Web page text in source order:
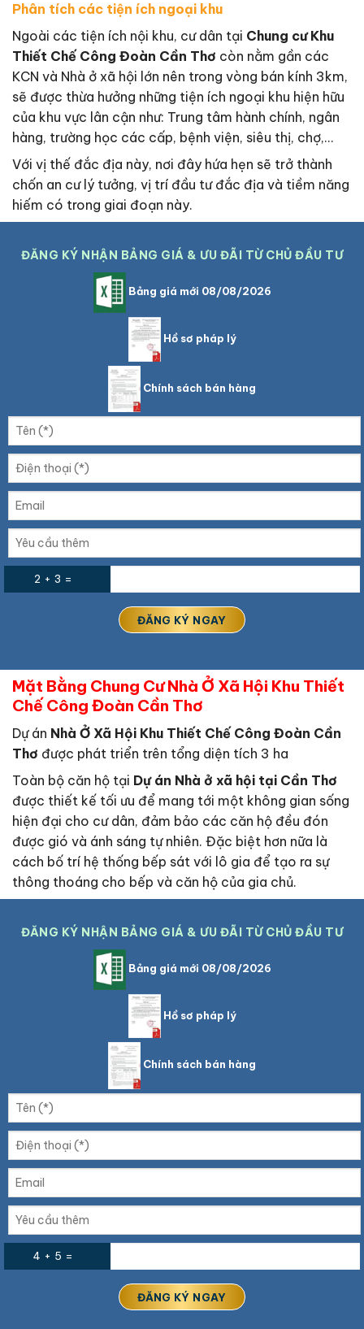
Phân tích các tiện ích ngoại khu
Ngoài các tiện ích nội khu, cư dân tại Chung cư Khu
Thiết Chế Công Đoàn Cần Thơ còn nằm gần các
KCN và Nhà ở xã hội lớn nên trong vòng bán kính 3km,
sẽ được thừa hưởng những tiện ích ngoại khu hiện hữu
của khu vực lân cận như: Trung tâm hành chính, ngân
hàng, trường học các cấp, bệnh viện, siêu thị, chợ,…
Với vị thế đắc địa này, nơi đây hứa hẹn sẽ trở thành
chốn an cư lý tưởng, vị trí đầu tư đắc địa và tiềm năng
hiếm có trong giai đoạn này.
ĐĂNG KÝ NHẬN BẢNG GIÁ & ƯU ĐÃI TỪ CHỦ ĐẦU TƯ
Bảng giá mới 08/08/2026
Hồ sơ pháp lý
Chính sách bán hàng
2 + 3 =
Mặt Bằng Chung Cư Nhà Ở Xã Hội Khu Thiết
Chế Công Đoàn Cần Thơ
Dự án Nhà Ở Xã Hội Khu Thiết Chế Công Đoàn Cần
Thơ được phát triển trên tổng diện tích 3 ha
Toàn bộ căn hộ tại Dự án Nhà ở xã hội tại Cần Thơ
được thiết kế tối ưu để mang tới một không gian sống
hiện đại cho cư dân, đảm bảo các căn hộ đều đón
được gió và ánh sáng tự nhiên. Đặc biệt hơn nữa là
cách bố trí hệ thống bếp sát với lô gia để tạo ra sự
thông thoáng cho bếp và căn hộ của gia chủ.
ĐĂNG KÝ NHẬN BẢNG GIÁ & ƯU ĐÃI TỪ CHỦ ĐẦU TƯ
Bảng giá mới 08/08/2026
Hồ sơ pháp lý
Chính sách bán hàng
4 + 5 =